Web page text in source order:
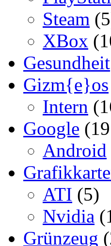
Steam
XBox
Gesundheit
Gizm{e}os
Intern
Google
Android
ATI (5)
Nvidia
Grünzeug